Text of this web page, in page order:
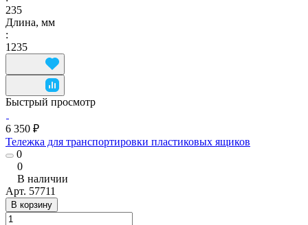
235
Длина, мм
:
1235
Быстрый просмотр
6 350 ₽
Тележка для транспортировки пластиковых ящиков
0
0
В наличии
Арт. 57711
В корзину